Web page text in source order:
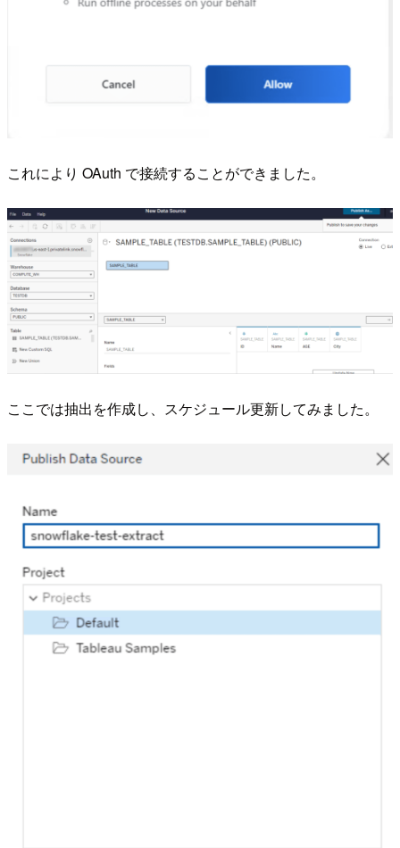
これにより OAuth で接続することができました。
ここでは抽出を作成し、スケジュール更新してみました。